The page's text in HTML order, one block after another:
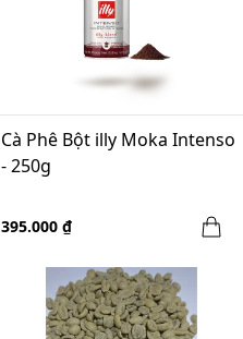
Cà Phê Bột illy Moka Intenso
- 250g
395.000 ₫